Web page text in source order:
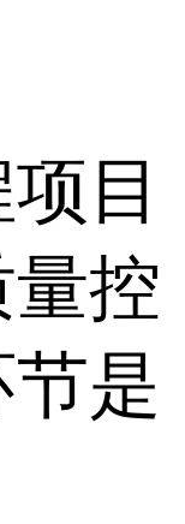
目
控
是